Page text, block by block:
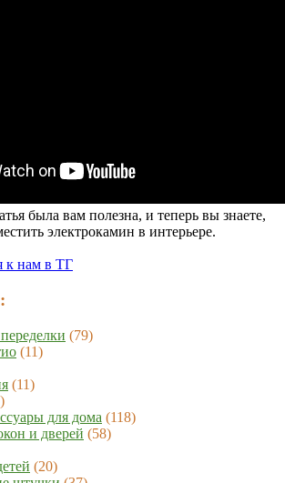
была вам полезна, и теперь вы знаете,
электрокамин в интерьере.
к нам в ТГ
(79)
(11)
(11)
для дома (118)
и дверей (58)
(20)